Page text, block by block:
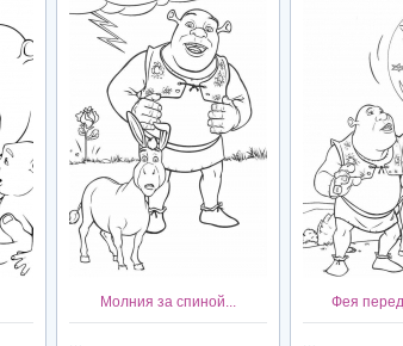
Молния за спиной... Фея